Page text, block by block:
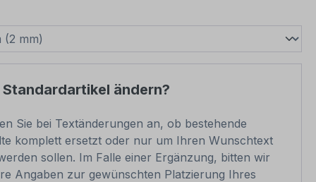
Standardartikel ändern?
Sie bei Textänderungen an, ob bestehende
komplett ersetzt oder nur um Ihren Wunschtext
sollen. Im Falle einer Ergänzung, bitten wir
Angaben zur gewünschten Platzierung Ihres